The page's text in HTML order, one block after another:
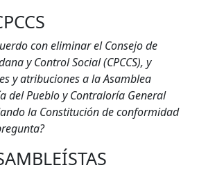
con eliminar el Consejo de
y Control Social (CPCCS), y
y atribuciones a la Asamblea
del Pueblo y Contraloría General
la Constitución de conformidad